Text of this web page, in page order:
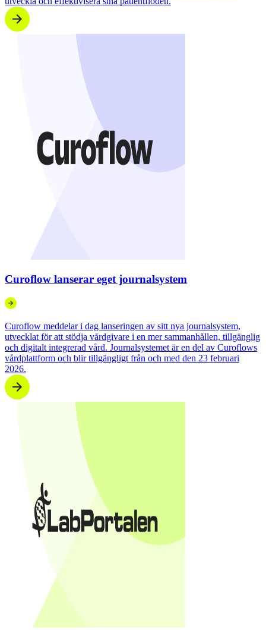
Curoflow lanserar eget journalsystem
Curoflow meddelar i dag lanseringen av sitt nya journalsystem,
utvecklat för att stödja vårdgivare i en mer sammanhållen, tillgänglig
och digitalt integrerad vård. Journalsystemet är en del av Curoflows
vårdplattform och blir tillgängligt från och med den 23 februari
2026.